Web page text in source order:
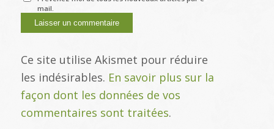
mail.
Ce site utilise Akismet pour réduire
les indésirables. En savoir plus sur la
façon dont les données de vos
commentaires sont traitées.